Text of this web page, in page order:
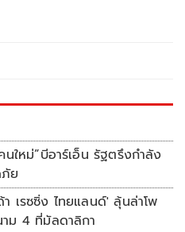
บีอาร์เอ็น รัฐตรึงกำลัง
ย
เรซซิ่ง ไทยแลนด์' ลุ้นล่าโพ
ม 4 ที่มัลดาลิกา